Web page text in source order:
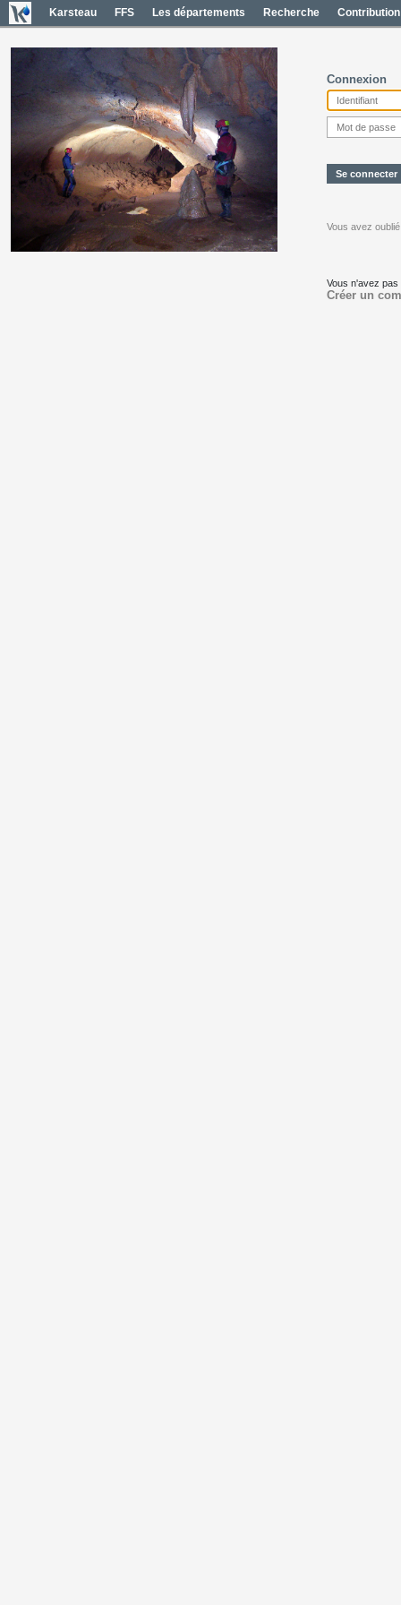
Karsteau FFS Les départements Recherche Contribution
Connexion
Vous avez
Vous n'avez
Créer un